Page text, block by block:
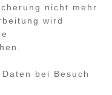
nicht mehr
wird
bei Besuch